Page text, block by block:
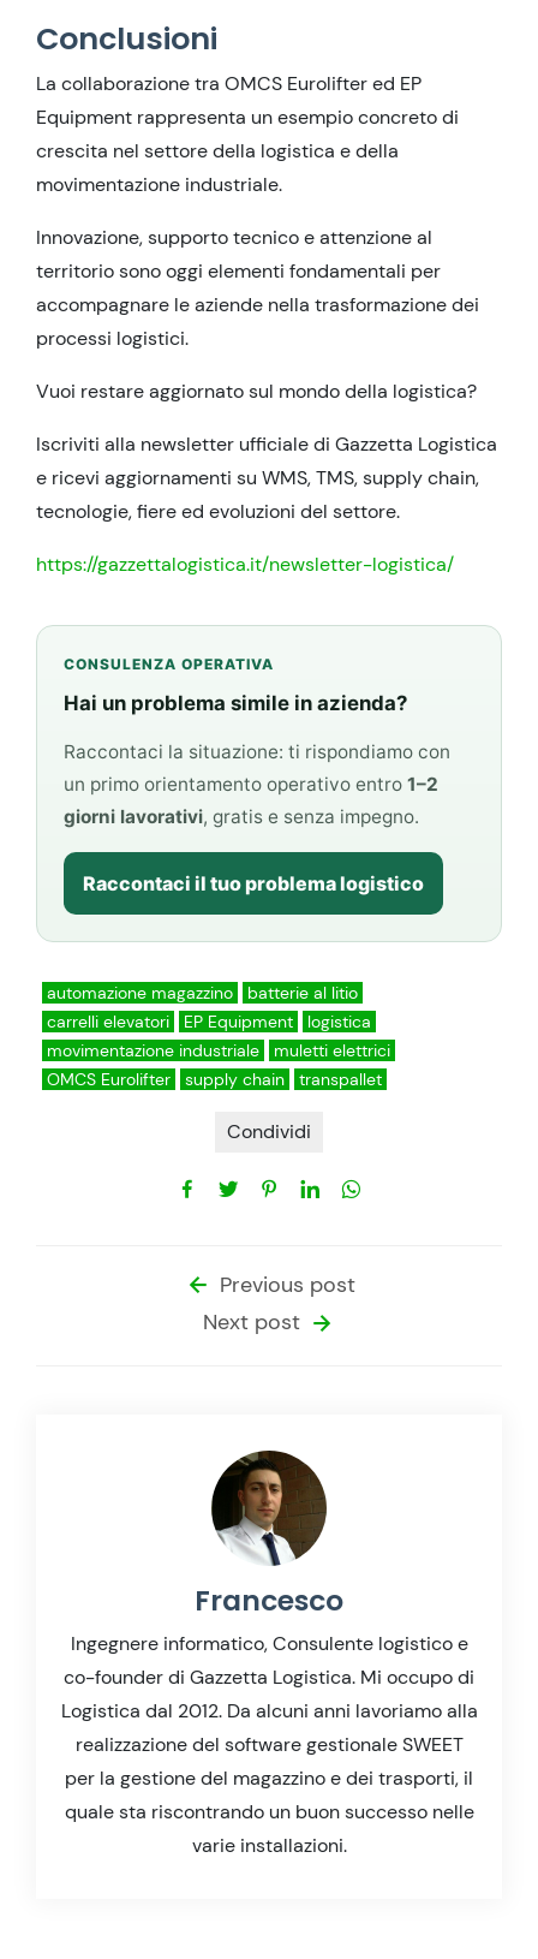
Conclusioni
La collaborazione tra OMCS Eurolifter ed EP
Equipment rappresenta un esempio concreto di
crescita nel settore della logistica e della
movimentazione industriale.
Innovazione, supporto tecnico e attenzione al
territorio sono oggi elementi fondamentali per
accompagnare le aziende nella trasformazione dei
processi logistici.
Vuoi restare aggiornato sul mondo della logistica?
Iscriviti alla newsletter ufficiale di Gazzetta Logistica
e ricevi aggiornamenti su WMS, TMS, supply chain,
tecnologie, fiere ed evoluzioni del settore.
https://gazzettalogistica.it/newsletter-logistica/
CONSULENZA OPERATIVA
Hai un problema simile in azienda?
Raccontaci la situazione: ti rispondiamo con
un primo orientamento operativo entro1–2
giorni lavorativi, gratis e senza impegno.
Raccontaci il tuo problema logistico
automazione magazzino
batterie al litio
carrelli elevatori
EP Equipment
logistica
movimentazione industriale
muletti elettrici
OMCS Eurolifter
supply chain transpallet
Condividi
Previous post
Next post
Francesco
Ingegnere informatico, Consulente logistico e
co-founder di Gazzetta Logistica. Mi occupo di
Logistica dal 2012. Da alcuni anni lavoriamo alla
realizzazione del software gestionale SWEET
per la gestione del magazzino e dei trasporti, il
quale sta riscontrando un buon successo nelle
varie installazioni.